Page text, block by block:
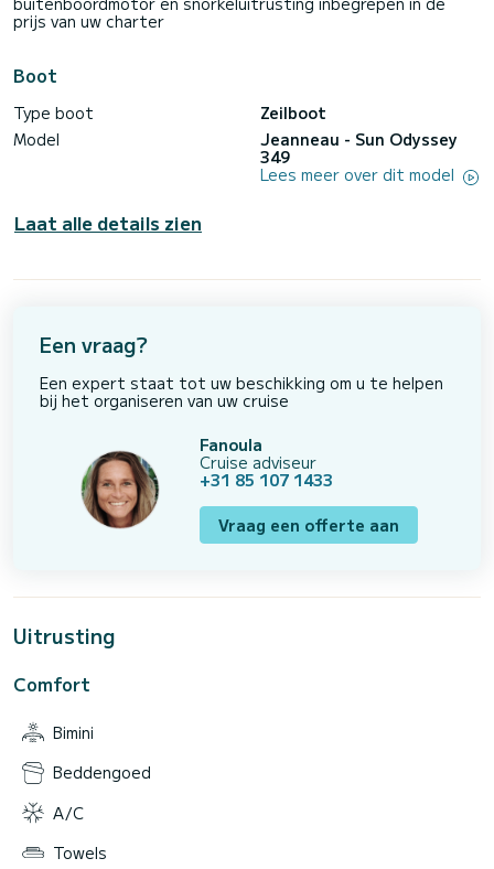
prijs van uw charter
Boot
Type boot
Zeilboot
Model
Jeanneau - Sun Odyssey
349
Lees meer over dit model
Laat alle details zien
Een vraag?
Een expert staat tot uw beschikking om u te helpen
bij het organiseren van uw cruise
Fanoula
Cruise adviseur
+31 85 107 1433
Vraag een offerte aan
Uitrusting
Comfort
Bimini
Beddengoed
A/C
Towels